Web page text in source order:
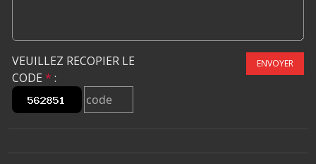
VEUILLEZ RECOPIER LE
CODE * :
ENVOYER